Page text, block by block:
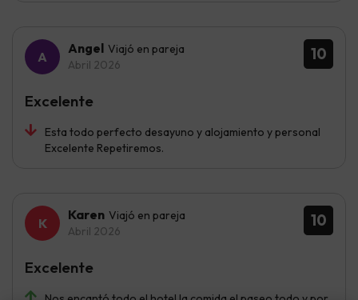
10
Angel Viajó en pareja
Abril 2026
Esta todo perfecto desayuno y alojamiento y personal
Excelente Repetiremos.
Excelente
10
Karen Viajó en pareja
Abril 2026
Excelente